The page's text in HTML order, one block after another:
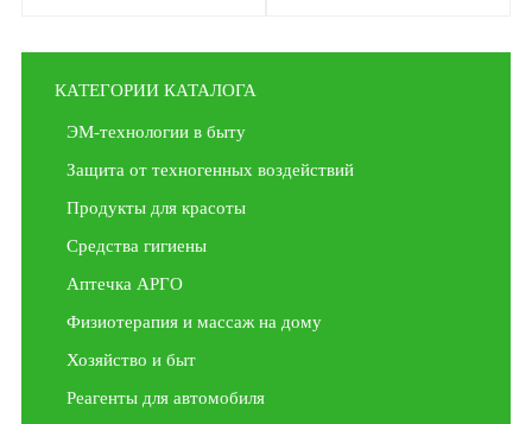
КАТЕГОРИИ КАТАЛОГА
ЭМ-технологии в быту
Защита от техногенных воздействий
Продукты для красоты
Средства гигиены
Аптечка АРГО
Физиотерапия и массаж на дому
Хозяйство и быт
Реагенты для автомобиля